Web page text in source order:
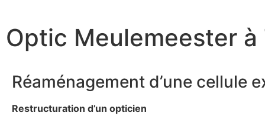
Optic Meulemeester à
Réaménagement d’une cellule
Restructuration d’un opticien